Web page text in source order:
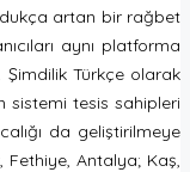
artan bir rağbet
aynı platforma
Türkçe olarak
sistemi tesis sahipleri
da geliştirilmeye
Antalya; Kaş,